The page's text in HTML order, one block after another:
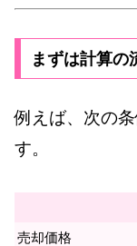
まずは計算の
例えば、次の
す。
売却価格